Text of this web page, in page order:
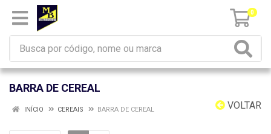
0
BARRA DE CEREAL
VOLTAR
INÍCIO CEREAIS BARRA DE CEREAL